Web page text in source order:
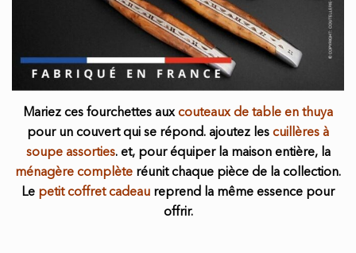
Mariez ces fourchettes auxcouteaux de table en thuya
pour un couvert qui se répond. ajoutez les cuillères à
soupe assorties. et, pour équiper la maison entière, la
ménagère complète réunit chaque pièce de la collection.
Le petit coffret cadeau reprend la même essence pour
offrir.